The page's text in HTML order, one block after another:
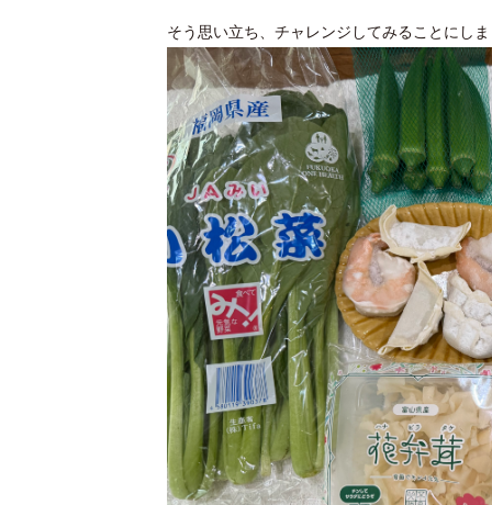
そう思い立ち、チャレンジしてみることにし